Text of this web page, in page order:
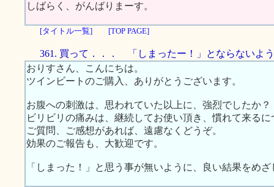
しばらく、がんばりまーす。
[タイトル一覧] [TOP PAGE]
361. 買って．．． 「しまったー！」とならないよ
おりすさん、こんにちは。
ツインビートのご購入、ありがとうございます。
お腹への刺激は、思われていた以上に、強烈でしたか？
ビリビリの痛みは、継続してお使い頂き、慣れて来る
ご質問、ご感想があれば、遠慮なくどうぞ。
効果のご報告も、大歓迎です。
「しまった！」と思う事が無いように、良い結果をめ